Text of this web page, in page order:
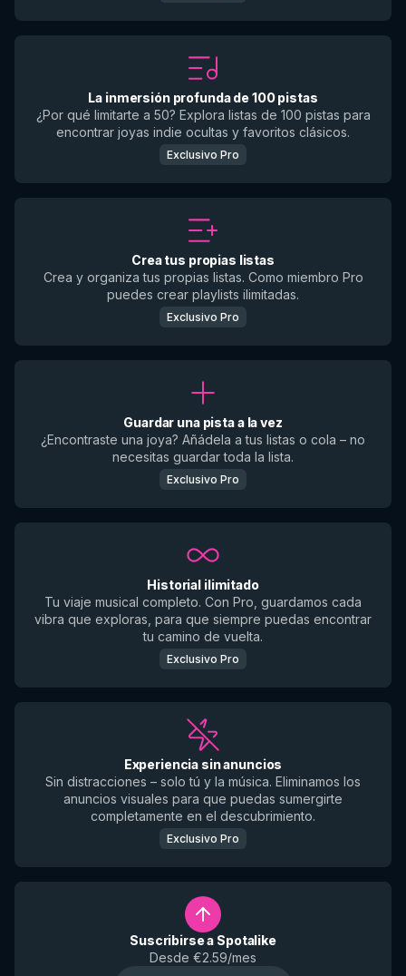
La inmersión profunda de 100 pistas
¿Por qué limitarte a 50? Explora listas de 100 pistas para
encontrar joyas indie ocultas y favoritos clásicos.
Exclusivo Pro
Crea tus propias listas
Crea y organiza tus propias listas. Como miembro Pro
puedes crear playlists ilimitadas.
Exclusivo Pro
Guardar una pista a la vez
¿Encontraste una joya? Añádela a tus listas o cola – no
necesitas guardar toda la lista.
Exclusivo Pro
Historial ilimitado
Tu viaje musical completo. Con Pro, guardamos cada
vibra que exploras, para que siempre puedas encontrar
tu camino de vuelta.
Exclusivo Pro
Experiencia sin anuncios
Sin distracciones – solo tú y la música. Eliminamos los
anuncios visuales para que puedas sumergirte
completamente en el descubrimiento.
Exclusivo Pro
Suscribirse a Spotalike
Desde €2.59/mes